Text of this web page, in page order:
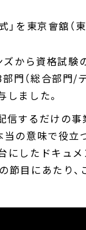
を東京會舘（
から資格試
（総合部門/
ました。
信するだけの
当の意味で役
したドキュ
目にあたり